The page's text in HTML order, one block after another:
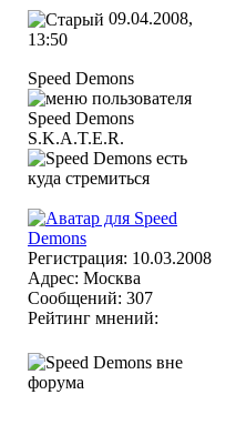
09.04.2008,
13:50
Speed Demons
S.K.A.T.E.R.
Регистрация: 10.03.2008
Адрес: Москва
Сообщений: 307
Рейтинг мнений: